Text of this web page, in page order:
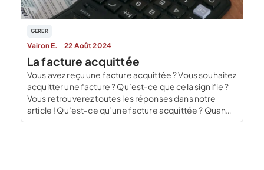
GERER
Vairon E. 22 Août 2024
La facture acquittée
Vous avez reçu une facture acquittée ? Vous souhaitez
acquitter une facture ? Qu’est-ce que cela signifie ?
Vous retrouverez toutes les réponses dans notre
article ! Qu’est-ce qu’une facture acquittée ? Quand
on fait une facture, cette dernière passe par plusieurs